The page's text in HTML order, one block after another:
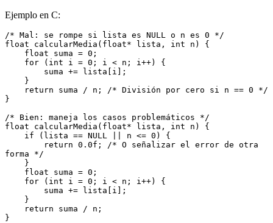
Ejemplo en C:
/* Mal: se rompe si lista es NULL o n es 0 */
float calcularMedia(float* lista, int n) {
float suma = 0;
for (int i = 0; i < n; i++) {
suma += lista[i];
}
return suma / n; /* División por cero si n == 0 */
}
/* Bien: maneja los casos problemáticos */
float calcularMedia(float* lista, int n) {
if (lista == NULL || n <= 0) {
forma */
}
float suma = 0;
for (int i = 0; i < n; i++) {
suma += lista[i];
}
return suma / n;
}